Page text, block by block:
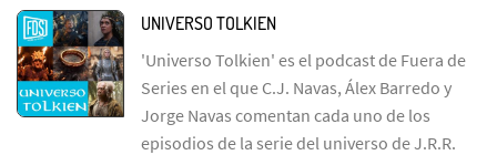
UNIVERSO TOLKIEN
'Universo Tolkien' es el podcast de Fuera de
Series en el que C.J. Navas, Álex Barredo y
Jorge Navas comentan cada uno de los
episodios de la serie del universo de J.R.R.